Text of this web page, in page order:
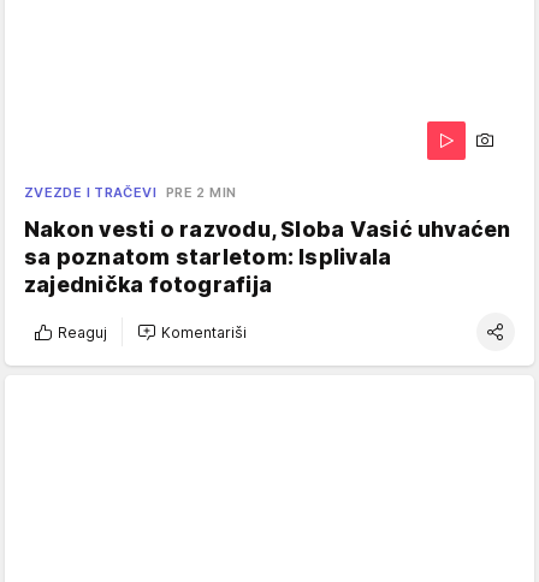
ZVEZDE I TRAČEVI PRE 2 MIN
Nakon vesti o razvodu, Sloba Vasić uhvaćen
sa poznatom starletom: Isplivala
zajednička fotografija
Reaguj Komentariši